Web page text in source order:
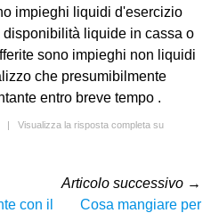
impieghi liquidi d'esercizio
liquide in cassa o
sono impieghi non liquidi
che presumibilmente
entro breve tempo .
| Visualizza la risposta completa su
con il
Articolo successivo →
Cosa mangiare per